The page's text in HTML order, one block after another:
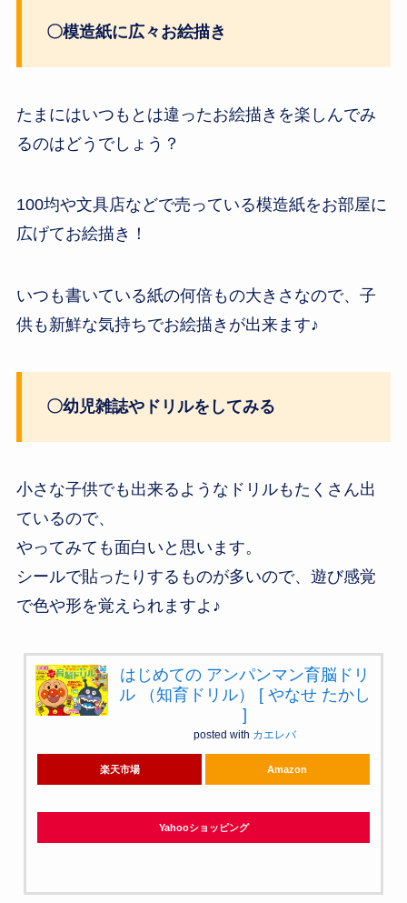
〇模造紙に広々お絵描き
たまにはいつもとは違ったお絵描きを楽しんでみ
るのはどうでしょう？
100均や文具店などで売っている模造紙をお部屋に
広げてお絵描き！
いつも書いている紙の何倍もの大きさなので、子
供も新鮮な気持ちでお絵描きが出来ます♪
〇幼児雑誌やドリルをしてみる
小さな子供でも出来るようなドリルもたくさん出
ているので、
やってみても面白いと思います。
シールで貼ったりするものが多いので、遊び感覚
で色や形を覚えられますよ♪
はじめての アンパンマン育脳ドリ
ル （知育ドリル） [ やなせ たかし
]
posted with カエレバ
楽天市場 Amazon
Yahooショッピング